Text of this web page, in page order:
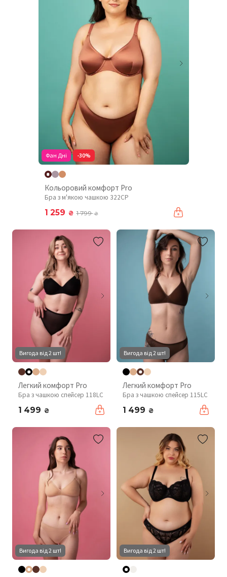
Фан Дні -30%
Кольоровий комфорт Pro
Бра з м'якою чашкою 322CP
1 259 ₴ 1 799₴
Вигода від 2 шт!
Легкий комфорт Pro
Бра з чашкою спейсер 118LC
1 499 ₴
Вигода від 2 шт!
Легкий комфорт Pro
Бра з чашкою спейсер 115LC
1 499 ₴
Вигода від 2 шт! Вигода від 2 шт!